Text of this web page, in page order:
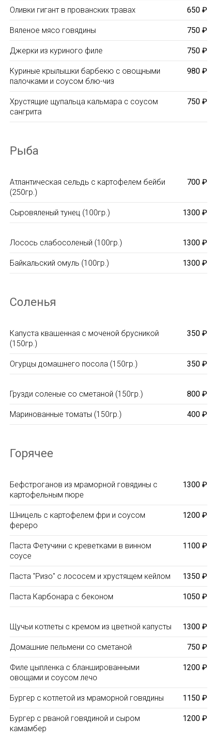
Оливки гигант в прованских травах 650 ₽
Вяленое мясо говядины 750 ₽
Джерки из куриного филе 750 ₽
Куриные крылышки барбекю с овощными
палочками и соусом блю-чиз
980 ₽
Хрустящие щупальца кальмара с соусом
сангрита
750 ₽
Рыба
Атлантическая сельдь с картофелем бейби
(250гр.)
700 ₽
Сыровяленый тунец (100гр.) 1300 ₽
Лосось слабосоленый (100гр.) 1300 ₽
Байкальский омуль (100гр.) 1300 ₽
Соленья
Капуста квашенная с моченой брусникой
(150гр.)
350 ₽
Огурцы домашнего посола (150гр.) 350 ₽
Грузди соленые со сметаной (150гр.) 800 ₽
Маринованные томаты (150гр.) 400 ₽
Горячее
Бефстроганов из мраморной говядины с
картофельным пюре
1300 ₽
Шницель с картофелем фри и соусом
фереро
1200 ₽
Паста Фетучини с креветками в винном
соусе
1100 ₽
Паста "Ризо" с лососем и хрустящем кейлом 1350 ₽
Паста Карбонара с беконом 1050 ₽
Щучьи котлеты с кремом из цветной капусты 1300 ₽
Домашние пельмени со сметаной 750 ₽
Филе цыпленка с бланшированными
овощами и соусом лечо
1200 ₽
Бургер с котлетой из мраморной говядины 1150 ₽
Бургер с рваной говядиной и сыром
камамбер
1200 ₽